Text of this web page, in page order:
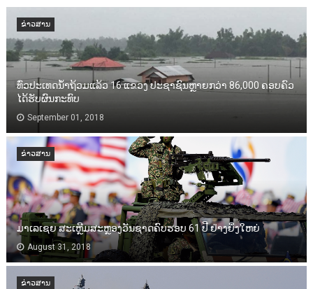
ຂ່າວສານ
ທົ່ວປະເທດນ້ຳຖ້ວມແລ້ວ 16 ແຂວງ ປະຊາຊົນຫຼາຍກວ່າ 86,000​ ຄອບຄົວ
ໄດ້ຮັບຜົນກະທົບ
September 01, 2018
ຂ່າວສານ
ມາເລເຊຍ ສະເຫຼີມສະຫຼອງວັນຊາດຄົບຮອບ 61 ປີ ຢ່າງຍິ່ງໃຫຍ່
August 31, 2018
ຂ່າວສານ